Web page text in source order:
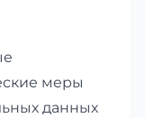
меры
данных